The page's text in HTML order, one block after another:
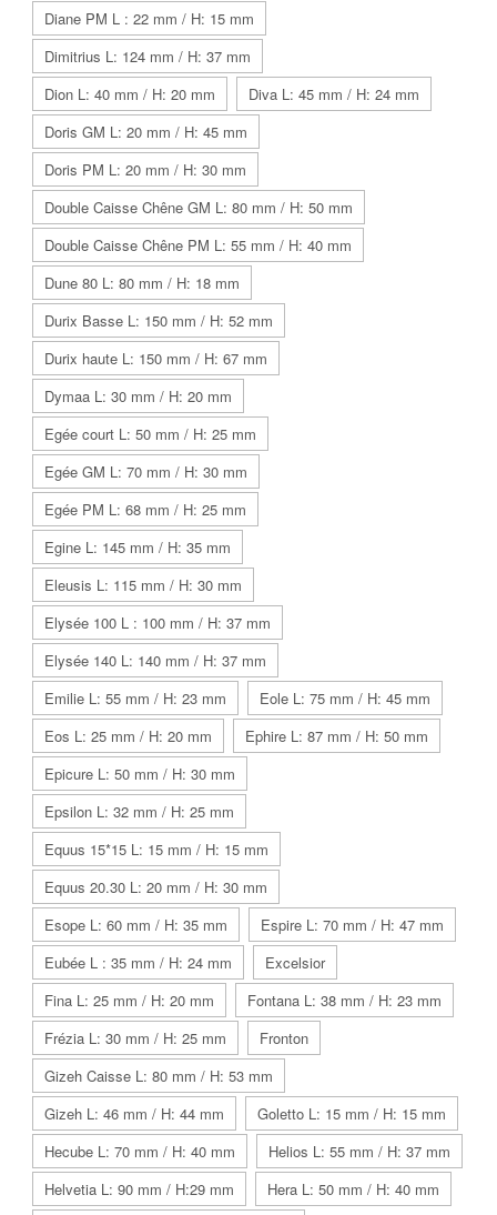
Diane PM L : 22 mm / H: 15 mm
Dimitrius L: 124 mm / H: 37 mm
Dion L: 40 mm / H: 20 mm
Diva L: 45 mm / H: 24 mm
Doris GM L: 20 mm / H: 45 mm
Doris PM L: 20 mm / H: 30 mm
Double Caisse Chêne GM L: 80 mm / H: 50 mm
Double Caisse Chêne PM L: 55 mm / H: 40 mm
Dune 80 L: 80 mm / H: 18 mm
Durix Basse L: 150 mm / H: 52 mm
Durix haute L: 150 mm / H: 67 mm
Dymaa L: 30 mm / H: 20 mm
Egée court L: 50 mm / H: 25 mm
Egée GM L: 70 mm / H: 30 mm
Egée PM L: 68 mm / H: 25 mm
Egine L: 145 mm / H: 35 mm
Eleusis L: 115 mm / H: 30 mm
Elysée 100 L : 100 mm / H: 37 mm
Elysée 140 L: 140 mm / H: 37 mm
Emilie L: 55 mm / H: 23 mm
Eole L: 75 mm / H: 45 mm
Eos L: 25 mm / H: 20 mm
Ephire L: 87 mm / H: 50 mm
Epicure L: 50 mm / H: 30 mm
Epsilon L: 32 mm / H: 25 mm
Equus 15*15 L: 15 mm / H: 15 mm
Equus 20.30 L: 20 mm / H: 30 mm
Esope L: 60 mm / H: 35 mm
Espire L: 70 mm / H: 47 mm
Eubée L : 35 mm / H: 24 mm
Excelsior
Fina L: 25 mm / H: 20 mm
Fontana L: 38 mm / H: 23 mm
Frézia L: 30 mm / H: 25 mm
Fronton
Gizeh Caisse L: 80 mm / H: 53 mm
Gizeh L: 46 mm / H: 44 mm
Goletto L: 15 mm / H: 15 mm
Hecube L: 70 mm / H: 40 mm
Helios L: 55 mm / H: 37 mm
Helvetia L: 90 mm / H:29 mm
Hera L: 50 mm / H: 40 mm